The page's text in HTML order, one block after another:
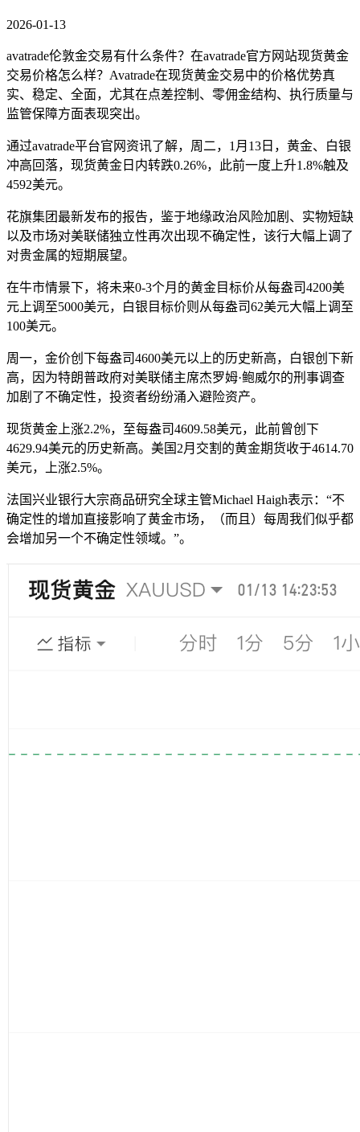
2026-01-13
avatrade伦敦金交易有什么条件？在avatrade官方网站现货黄金
交易价格怎么样？‌‌Avatrade在现货黄金交易中的价格优势‌真
实、稳定、全面‌，尤其在‌点差控制、零佣金结构、执行质量与
监管保障‌方面表现突出。
通过avatrade平台官网资讯了解，周二，1月13日，黄金、白银
冲高回落，现货黄金日内转跌0.26%，此前一度上升1.8%触及
4592美元。
花旗集团最新发布的报告，鉴于地缘政治风险加剧、实物短缺
以及市场对美联储独立性再次出现不确定性，该行大幅上调了
对贵金属的短期展望。
在牛市情景下，将未来0-3个月的黄金目标价从每盎司4200美
元上调至5000美元，白银目标价则从每盎司62美元大幅上调至
100美元。
周一，金价创下每盎司4600美元以上的历史新高，白银创下新
高，因为特朗普政府对美联储主席杰罗姆·鲍威尔的刑事调查
加剧了不确定性，投资者纷纷涌入避险资产。
现货黄金上涨2.2%，至每盎司4609.58美元，此前曾创下
4629.94美元的历史新高。美国2月交割的黄金期货收于4614.70
美元，上涨2.5%。
法国兴业银行大宗商品研究全球主管Michael Haigh表示：“不
确定性的增加直接影响了黄金市场，（而且）每周我们似乎都
会增加另一个不确定性领域。”。